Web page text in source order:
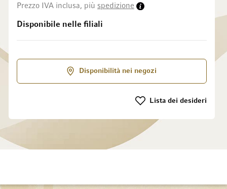
Prezzo IVA inclusa, più spedizione
Disponibile nelle filiali
Disponibilità nei negozi
Lista dei desideri